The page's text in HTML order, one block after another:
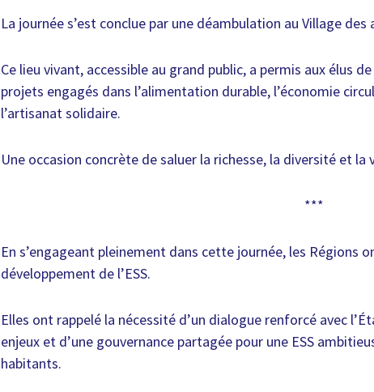
La journée s’est conclue par une déambulation au Village des
Ce lieu vivant, accessible au grand public, a permis aux élus
projets engagés dans l’alimentation durable, l’économie
l’artisanat solidaire.
Une occasion concrète de saluer la richesse, la diversité et
***
En s’engageant pleinement dans cette journée, les Régions
développement de l’ESS.
Elles ont rappelé la nécessité d’un dialogue renforcé avec
enjeux et d’une gouvernance partagée pour une ESS
habitants.